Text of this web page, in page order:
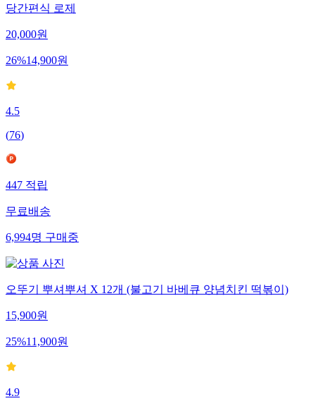
당간편식 로제
20,000원
26%14,900원
4.5
(76)
447적립
무료배송
6,994명구매중
오뚜기 뿌셔뿌셔 X 12개 (불고기 바베큐 양념치킨 떡볶이)
15,900원
25%11,900원
4.9